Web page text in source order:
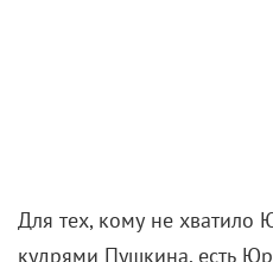
Для тех, кому не
кудрями Пушкина, есть